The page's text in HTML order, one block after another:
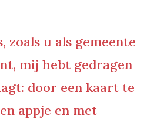
zoals u als gemeente
mij hebt gedragen
door een kaart te
appje en met